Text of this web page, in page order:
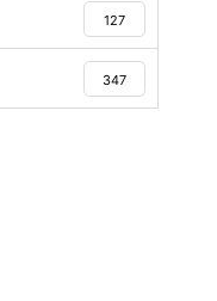
127
347